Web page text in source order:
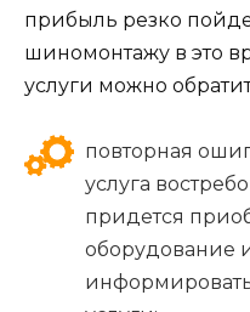
прибыль резко
шиномонтажу в это
услуги можно
повторная
услуга
придется
оборудование